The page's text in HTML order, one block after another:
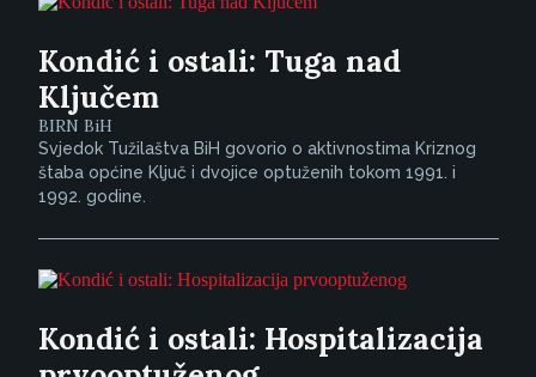
Kondić i ostali: Tuga nad
Ključem
BIRN BiH
Svjedok Tužilaštva BiH govorio o aktivnostima Kriznog
štaba općine Ključ i dvojice optuženih tokom 1991. i
1992. godine.
Kondić i ostali: Hospitalizacija